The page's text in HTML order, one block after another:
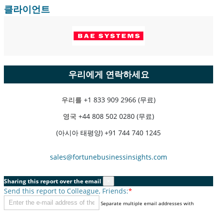
클라이언트
우리에게 연락하세요
우리를 +1 833 909 2966 (무료)
영국 +44 808 502 0280 (무료)
(아시아 태평양) +91 744 740 1245
sales@fortunebusinessinsights.com
Sharing this report over the email
Send this report to Colleague, Friends:*
Separate multiple email addresses with